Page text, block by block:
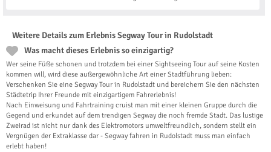
Weitere Details zum Erlebnis Segway Tour in Rudolstadt
Was macht dieses Erlebnis so einzigartig?
Wer seine Füße schonen und trotzdem bei einer Sightseeing Tour auf seine Kosten
kommen will, wird diese außergewöhnliche Art einer Stadtführung lieben:
Verschenken Sie eine Segway Tour in Rudolstadt und bereichern Sie den nächsten
Städtetrip Ihrer Freunde mit einzigartigem Fahrerlebnis!
Nach Einweisung und Fahrtraining cruist man mit einer kleinen Gruppe durch die
Gegend und erkundet auf dem trendigen Segway die noch fremde Stadt. Das lustige
Zweirad ist nicht nur dank des Elektromotors umweltfreundlich, sondern stellt ein
Vergnügen der Extraklasse dar - Segway fahren in Rudolstadt muss man einfach
erlebt haben!